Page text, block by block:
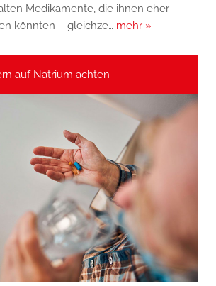
Medikamente, die ihnen eher
könnten – gleichze… mehr »
auf Natrium achten